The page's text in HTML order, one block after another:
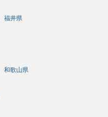
福井県
和歌山県